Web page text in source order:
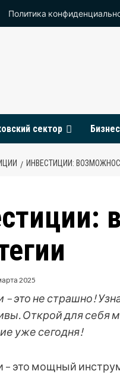
Политика
сектор Бизнес
ИНВЕСТИЦИИ:
2025
– это не страшно!
Открой для себя
уже сегодня!
– это мощный